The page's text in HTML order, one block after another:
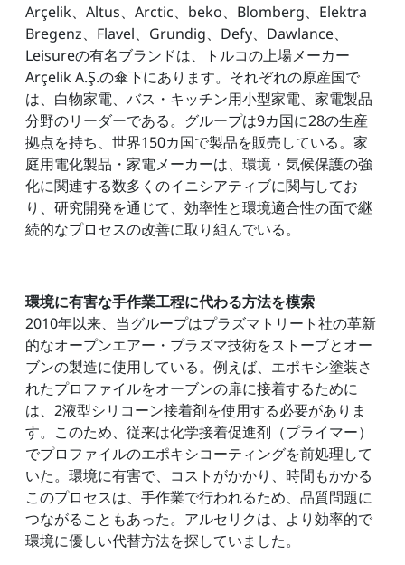
Arçelik、Altus、Arctic、beko、Blomberg、Elektra
Bregenz、Flavel、Grundig、Defy、Dawlance、
Leisureの有名ブランドは、トルコの上場メーカー
Arçelik A.Ş.の傘下にあります。それぞれの原産国で
は、白物家電、バス・キッチン用小型家電、家電製品
分野のリーダーである。グループは9カ国に28の生産
拠点を持ち、世界150カ国で製品を販売している。家
庭用電化製品・家電メーカーは、環境・気候保護の強
化に関連する数多くのイニシアティブに関与してお
り、研究開発を通じて、効率性と環境適合性の面で継
続的なプロセスの改善に取り組んでいる。
環境に有害な手作業工程に代わる方法を模索
2010年以来、当グループはプラズマトリート社の革新
的なオープンエアー・プラズマ技術をストーブとオー
ブンの製造に使用している。例えば、エポキシ塗装さ
れたプロファイルをオーブンの扉に接着するために
は、2液型シリコーン接着剤を使用する必要がありま
す。このため、従来は化学接着促進剤（プライマー）
でプロファイルのエポキシコーティングを前処理して
いた。環境に有害で、コストがかかり、時間もかかる
このプロセスは、手作業で行われるため、品質問題に
つながることもあった。アルセリクは、より効率的で
環境に優しい代替方法を探していました。